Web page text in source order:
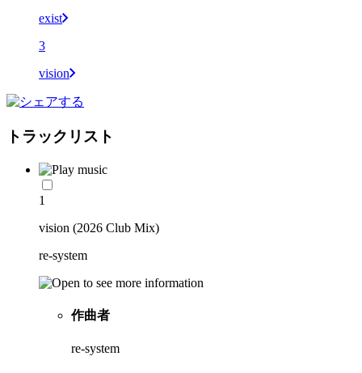
exist
3
vision
トラックリスト
1
vision (2026 Club Mix)
re-system
作曲者
re-system